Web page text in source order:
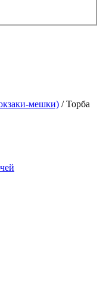
мешки) /Торба